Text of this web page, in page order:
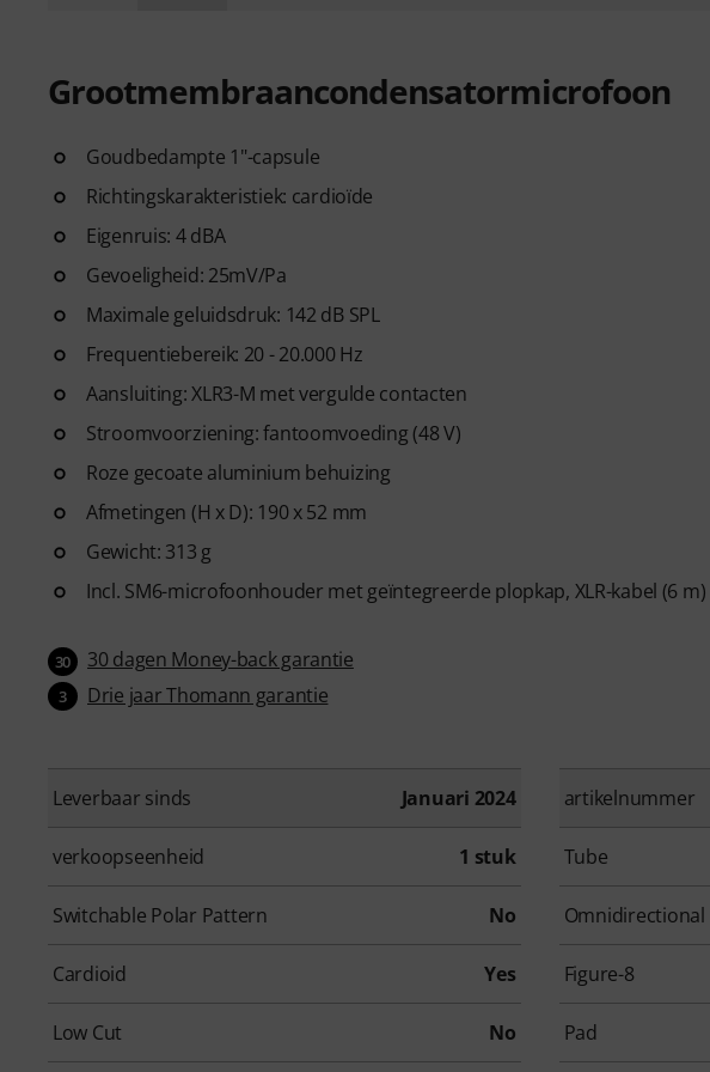
Grootmembraancondensatormicrofoon
Goudbedampte 1"-capsule
Richtingskarakteristiek: cardioïde
Eigenruis: 4 dBA
Gevoeligheid: 25mV/Pa
Maximale geluidsdruk: 142 dB SPL
Frequentiebereik: 20 - 20.000 Hz
Aansluiting: XLR3-M met vergulde contacten
Stroomvoorziening: fantoomvoeding (48 V)
Roze gecoate aluminium behuizing
Afmetingen (H x D): 190 x 52 mm
Gewicht: 313 g
Incl. SM6-microfoonhouder met geïntegreerde plopkap, XLR-kabel (6
30 30 dagen Money-back garantie
3 Drie jaar Thomann garantie
Leverbaar sinds Januari 2024 artikelnummer
verkoopseenheid 1 stuk Tube
Switchable Polar Pattern No Omnidirectional
Cardioid Yes Figure-8
Low Cut No Pad